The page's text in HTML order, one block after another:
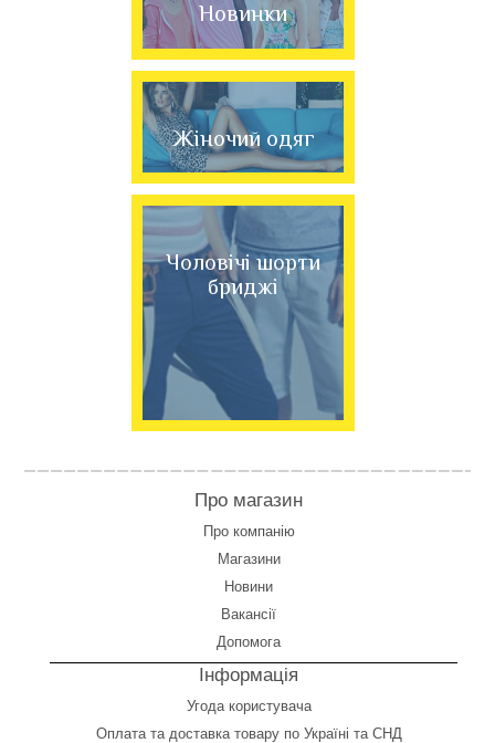
Новинки
Жіночий одяг
Чоловічі шорти
бриджі
Про магазин
Про компанію
Магазини
Новини
Вакансії
Допомога
Інформація
Угода користувача
Оплата та доставка товару по Україні та СНД